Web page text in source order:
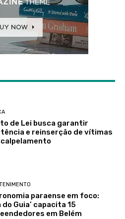
de Lei busca garantir
e reinserção de vítimas
paraense em foco:
do Guia’ capacita 15
em Belém